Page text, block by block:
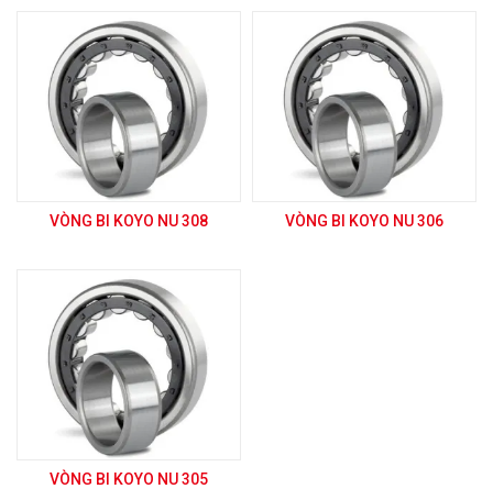
VÒNG BI KOYO NU 308 VÒNG BI KOYO NU 306
VÒNG BI KOYO NU 305